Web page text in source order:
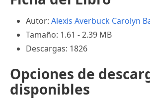
Autor: Alexis Averbuck Carolyn
Tamaño: 1.61 - 2.39 MB
Descargas: 1826
Opciones de
disponibles